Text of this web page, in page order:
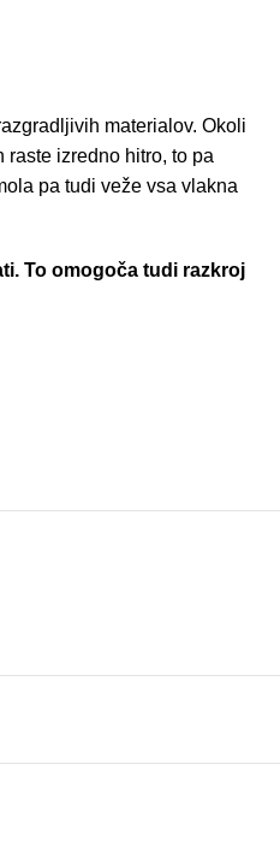
materialov. Okoli
izredno hitro, to pa
pa tudi veže vsa vlakna
To omogoča tudi razkroj